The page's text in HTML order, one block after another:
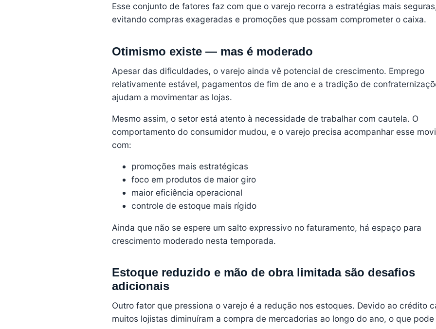
Esse conjunto de fatores faz com que o varejo recorra a estratégias mais
evitando compras exageradas e promoções que possam comprometer o caixa.
Otimismo existe — mas é moderado
Apesar das dificuldades, o varejo ainda vê potencial de crescimento. Emprego
relativamente estável, pagamentos de fim de ano e a tradição de
ajudam a movimentar as lojas.
Mesmo assim, o setor está atento à necessidade de trabalhar com cautela. O
comportamento do consumidor mudou, e o varejo precisa acompanhar esse
com:
promoções mais estratégicas
foco em produtos de maior giro
maior eficiência operacional
controle de estoque mais rígido
Ainda que não se espere um salto expressivo no faturamento, há espaço para
crescimento moderado nesta temporada.
Estoque reduzido e mão de obra limitada são desafios
adicionais
Outro fator que pressiona o varejo é a redução nos estoques. Devido ao crédito
muitos lojistas diminuíram a compra de mercadorias ao longo do ano, o que